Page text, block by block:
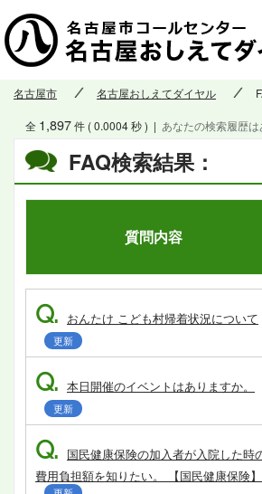
名古屋市 名古屋おしえてダイヤル
FAQ検索結果：
全 1,897件 ( 0.0004 秒 ) | あなたの検索履歴
質問内容
Q. おんたけ こども村帰着状況について
更新
Q. 本日開催のイベントはありますか。
更新
Q. 国民健康保険の加入者が入院した時
費用負担額を知りたい。 【国民健康保険】